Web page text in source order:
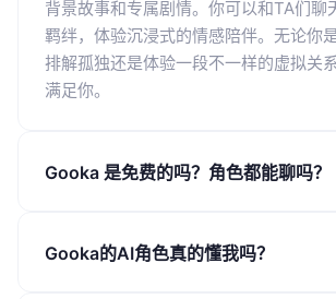
背景故事和专属剧情。你可以和TA们聊
羁绊，体验沉浸式的情感陪伴。无论你
排解孤独还是体验一段不一样的虚拟关
满足你。
Gooka 是免费的吗？角色都能聊吗？
多个基础角色。同时我们也有会员专属
Gooka的AI角色真的懂我吗？